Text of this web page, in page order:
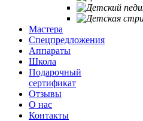
Мастера
Спецпредложения
Аппараты
Школа
Подарочный
сертификат
Отзывы
О нас
Контакты